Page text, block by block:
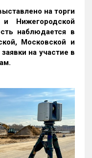
на торги
Нижегородской
наблюдается в
Московской и
на участие в
.